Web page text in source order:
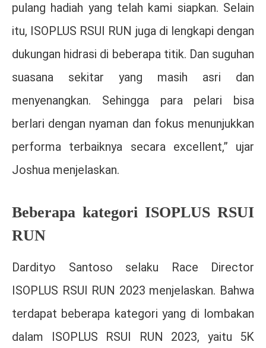
pulang hadiah yang telah kami siapkan. Selain
itu, ISOPLUS RSUI RUN juga di lengkapi dengan
dukungan hidrasi di beberapa titik. Dan suguhan
suasana sekitar yang masih asri dan
menyenangkan. Sehingga para pelari bisa
berlari dengan nyaman dan fokus menunjukkan
performa terbaiknya secara excellent,” ujar
Joshua menjelaskan.
Beberapa kategori ISOPLUS RSUI
RUN
Dardityo Santoso selaku Race Director
ISOPLUS RSUI RUN 2023 menjelaskan. Bahwa
terdapat beberapa kategori yang di lombakan
dalam ISOPLUS RSUI RUN 2023, yaitu 5K